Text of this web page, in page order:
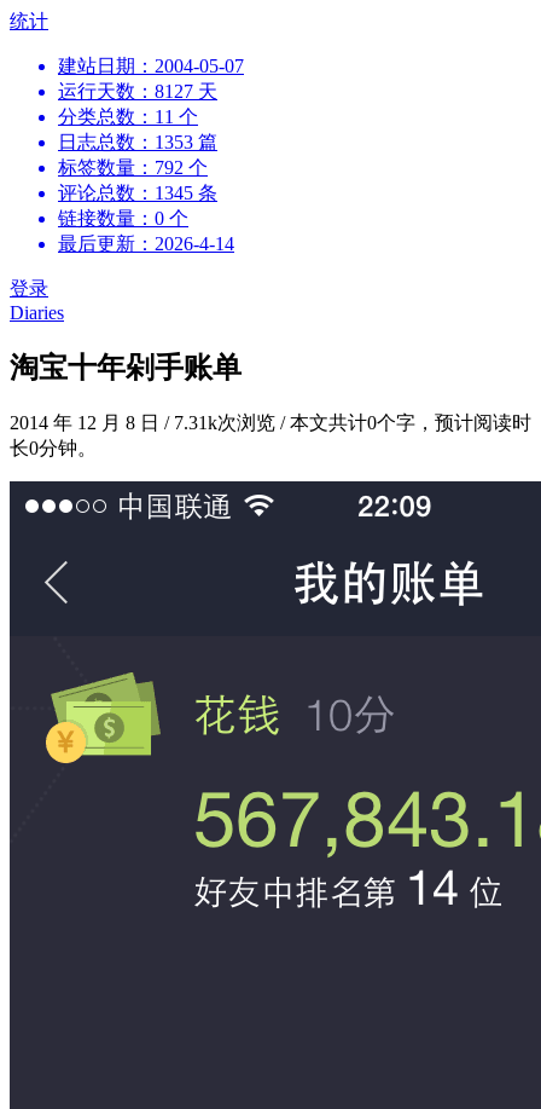
跳
统计
建站日期：2004-05-07
运行天数：8127 天
分类总数：11 个
日志总数：1353 篇
标签数量：792 个
评论总数：1345 条
链接数量：0 个
最后更新：2026-4-14
登录
Diaries
淘宝十年剁手账单
2014 年 12 月 8 日 /7.31k次浏览 /本文共计0个字，预计阅读时
长0分钟。